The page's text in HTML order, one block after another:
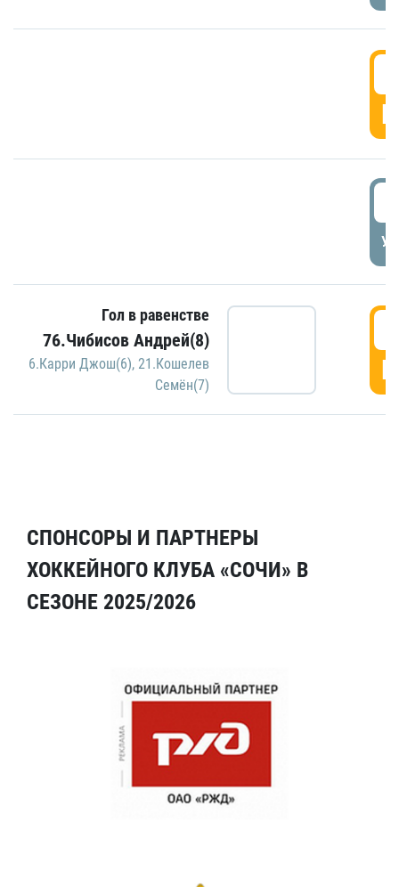
Гол в равенстве
76.Чибисов Андрей(8)
6.Карри Джош(6), 21.Кошелев
Семён(7)
СПОНСОРЫ И ПАРТНЕРЫ
ХОККЕЙНОГО КЛУБА «СОЧИ» В
СЕЗОНЕ 2025/2026